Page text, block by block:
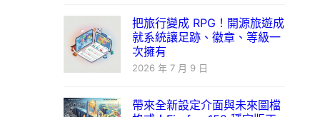
把旅行變成 RPG！開源旅遊成
就系統讓足跡、徽章、等級一
次擁有
2026 年 7 月 9 日
帶來全新設定介面與未來圖檔